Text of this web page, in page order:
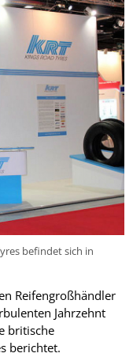
befindet sich in
Reifengroßhändler
Jahrzehnt
britische
berichtet.